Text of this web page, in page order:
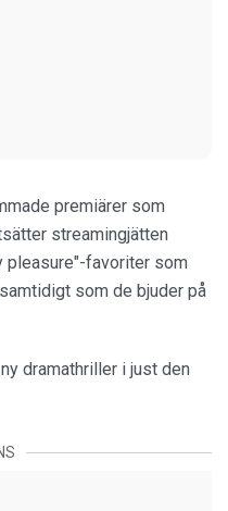
premiärer som
streamingjätten
pleasure"-favoriter som
som de bjuder på
dramathriller i just den